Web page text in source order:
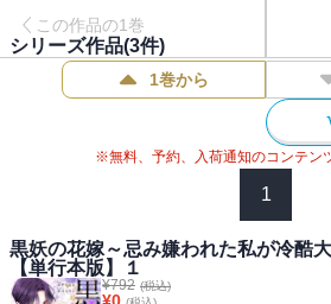
利害の一致から結ばれた婚姻だったが、傷
は徐々に惹かれ合いーー？
やがて国を巻き込む運命のラブストーリー
【※この作品は話売り「黒妖の花嫁～忌
愛されるまで～」の単行本版です】
■【収録内容】「黒妖の花嫁～忌み嫌われ
この作品の1巻
シリーズ作品(3件)
1巻から
※無料、予約、入荷通知のコンテン
1
黒妖の花嫁～忌み嫌われた私が冷酷
【単行本版】１
¥792 (税込)